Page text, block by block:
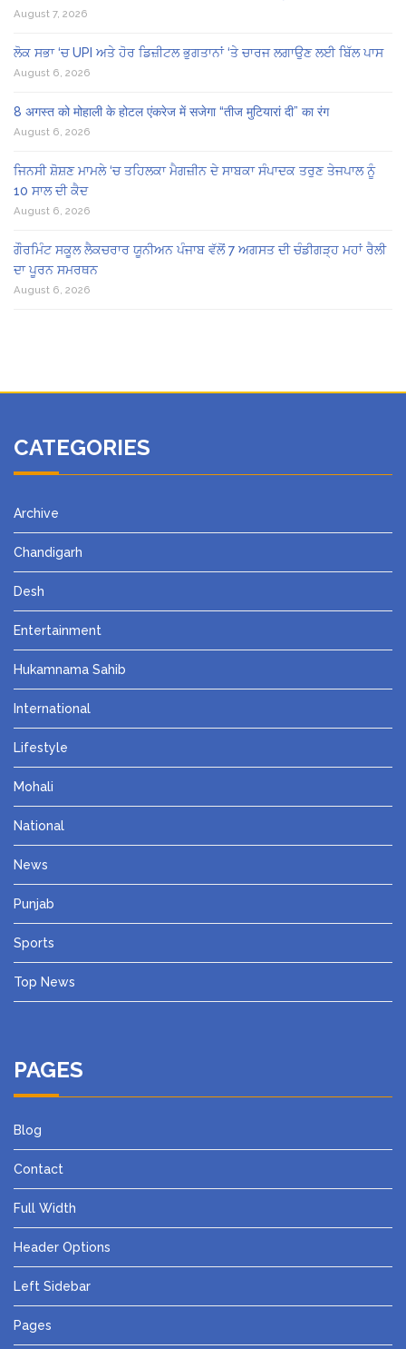
August 7, 2026
ਲੋਕ ਸਭਾ ‘ਚ UPI ਅਤੇ ਹੋਰ ਡਿਜ਼ੀਟਲ ਭੁਗਤਾਨਾਂ ‘ਤੇ ਚਾਰਜ ਲਗਾਉਣ ਲਈ ਬਿੱਲ ਪਾਸ
August 6, 2026
8 अगस्त को मोहाली के होटल एंकरेज में सजेगा “तीज मुटियारां दी” का रंग
August 6, 2026
ਜਿਨਸੀ ਸ਼ੋਸ਼ਣ ਮਾਮਲੇ ‘ਚ ਤਹਿਲਕਾ ਮੈਗਜ਼ੀਨ ਦੇ ਸਾਬਕਾ ਸੰਪਾਦਕ ਤਰੁਣ ਤੇਜਪਾਲ ਨੂੰ
10 ਸਾਲ ਦੀ ਕੈਦ
August 6, 2026
ਗੌਰਮਿੰਟ ਸਕੂਲ ਲੈਕਚਰਾਰ ਯੂਨੀਅਨ ਪੰਜਾਬ ਵੱਲੋਂ 7 ਅਗਸਤ ਦੀ ਚੰਡੀਗੜ੍ਹ ਮਹਾਂ ਰੈਲੀ
ਦਾ ਪੂਰਨ ਸਮਰਥਨ
August 6, 2026
CATEGORIES
Archive
Chandigarh
Desh
Entertainment
Hukamnama Sahib
International
Lifestyle
Mohali
National
News
Punjab
Sports
Top News
PAGES
Blog
Contact
Full Width
Header Options
Left Sidebar
Pages